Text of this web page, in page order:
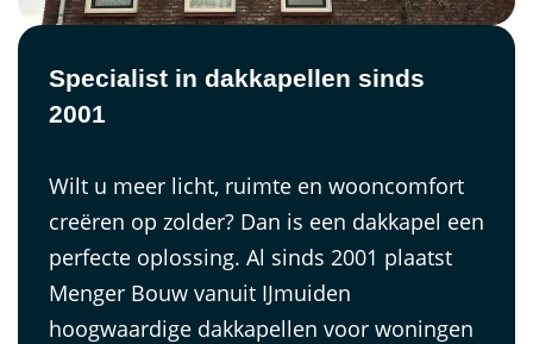
Specialist in dakkapellen sinds
2001
Wilt u meer licht, ruimte en wooncomfort
creëren op zolder? Dan is een dakkapel een
perfecte oplossing. Al sinds 2001 plaatst
Menger Bouw vanuit IJmuiden
hoogwaardige dakkapellen voor woningen